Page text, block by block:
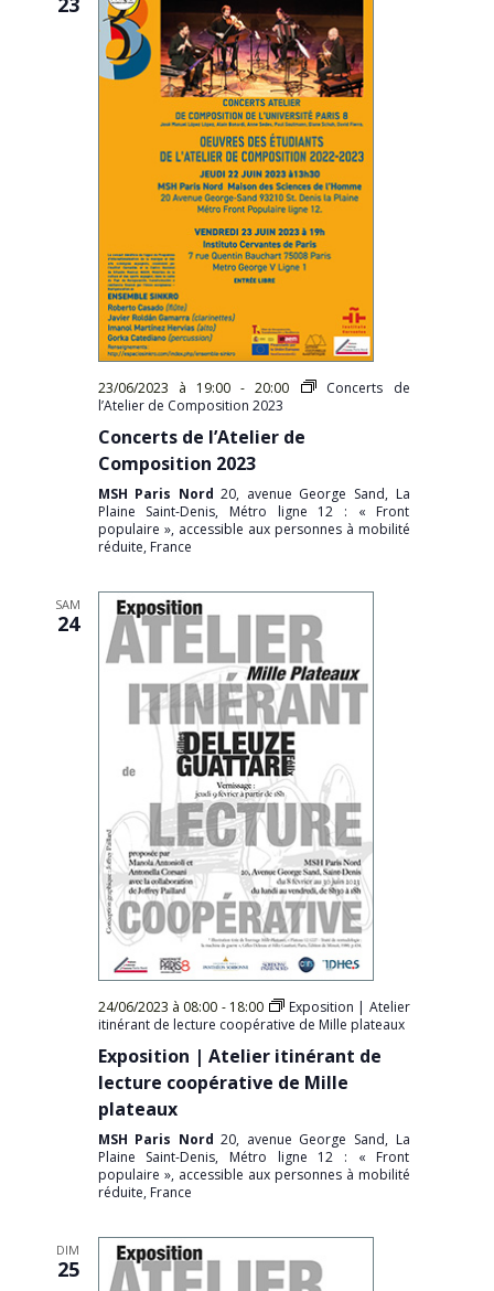
23/06/2023 à 19:00-20:00
Concerts de
l’Atelier de Composition 2023
Concerts de l’Atelier de
Composition 2023
MSH Paris Nord20, avenue George Sand, La
Plaine Saint-Denis, Métro ligne 12 : « Front
populaire », accessible aux personnes à mobilité
réduite, France
SAM
24
24/06/2023 à 08:00 - 18:00
Exposition | Atelier
itinérant de lecture coopérative de Mille plateaux
Exposition | Atelier itinérant de
lecture coopérative de Mille
plateaux
MSH Paris Nord20, avenue George Sand, La
Plaine Saint-Denis, Métro ligne 12 : « Front
populaire », accessible aux personnes à mobilité
réduite, France
DIM
25